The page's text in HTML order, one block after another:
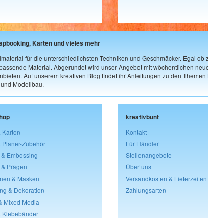
Karten und vieles mehr
für die unterschiedlichsten Techniken und Geschmäcker. Egal
Material. Abgerundet wird unser Angebot mit wöchentlichen
Auf unserem kreativen Blog findet ihr Anleitungen zu den
Modellbau.
Karton
Planer-Zubehör
Embossing
Prägen
& Masken
& Dekoration
Mixed Media
Klebebänder
kreativbunt
Kontakt
Für Händler
Stellenangebote
Über uns
Versandkosten & Lieferzeiten
Zahlungsarten